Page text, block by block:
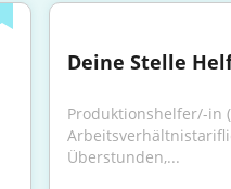
Deine Stelle
Produktionshelfer/-in
Überstunden,...